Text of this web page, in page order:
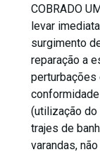
COBRADO
levar
surgimento
reparação a
perturbações
(utilização
trajes de
varandas,